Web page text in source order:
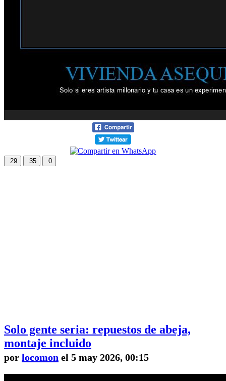
29 35 0
Solo gente seria: repuestos de abeja,
montaje incluido
por locomon el 5 may 2026, 00:15